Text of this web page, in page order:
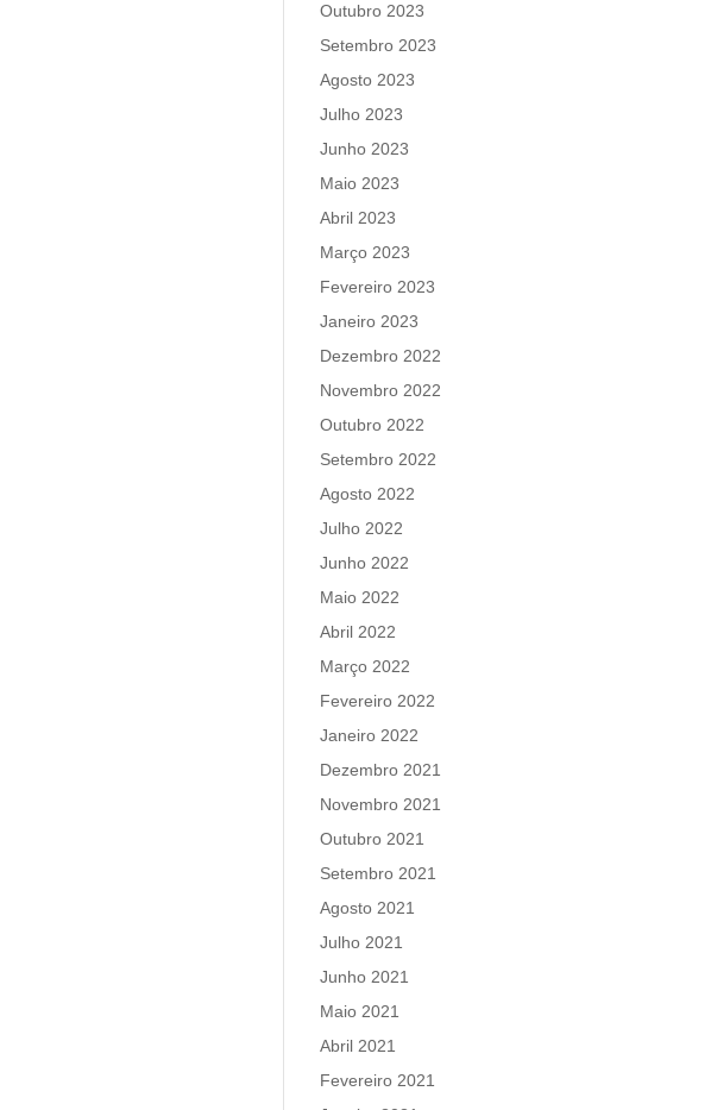
Outubro 2023
Setembro 2023
Agosto 2023
Julho 2023
Junho 2023
Maio 2023
Abril 2023
Março 2023
Fevereiro 2023
Janeiro 2023
Dezembro 2022
Novembro 2022
Outubro 2022
Setembro 2022
Agosto 2022
Julho 2022
Junho 2022
Maio 2022
Abril 2022
Março 2022
Fevereiro 2022
Janeiro 2022
Dezembro 2021
Novembro 2021
Outubro 2021
Setembro 2021
Agosto 2021
Julho 2021
Junho 2021
Maio 2021
Abril 2021
Fevereiro 2021